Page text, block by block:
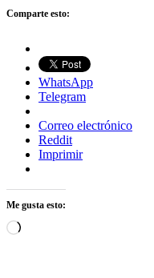
Comparte esto:
WhatsApp
Telegram
Correo electrónico
Reddit
Imprimir
Me gusta esto:
Cargando...